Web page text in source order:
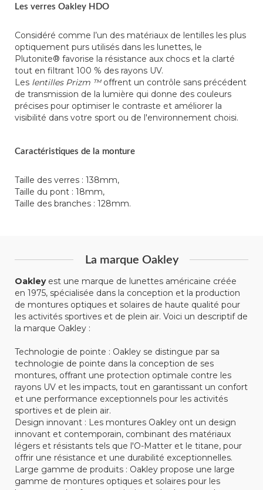
Les verres Oakley HDO
Considéré comme l’un des matériaux de lentilles les plus
optiquement purs utilisés dans les lunettes, le
Plutonite® favorise la résistance aux chocs et la clarté
tout en filtrant 100 % des rayons UV.
Les lentilles Prizm ™offrent un contrôle sans précédent
de transmission de la lumière qui donne des couleurs
précises pour optimiser le contraste et améliorer la
visibilité dans votre sport ou de l'environnement choisi.
Caractéristiques de la monture
Taille des verres : 138mm,
Taille du pont : 18mm,
Taille des branches : 128mm.
La marque Oakley
Oakleyest une marque de lunettes américaine créée
en 1975, spécialisée dans la conception et la production
de montures optiques et solaires de haute qualité pour
les activités sportives et de plein air. Voici un descriptif de
la marque Oakley :
Technologie de pointe : Oakley se distingue par sa
technologie de pointe dans la conception de ses
montures, offrant une protection optimale contre les
rayons UV et les impacts, tout en garantissant un confort
et une performance exceptionnels pour les activités
sportives et de plein air.
Design innovant : Les montures Oakley ont un design
innovant et contemporain, combinant des matériaux
légers et résistants tels que l'O-Matter et le titane, pour
offrir une résistance et une durabilité exceptionnelles.
Large gamme de produits : Oakley propose une large
gamme de montures optiques et solaires pour les